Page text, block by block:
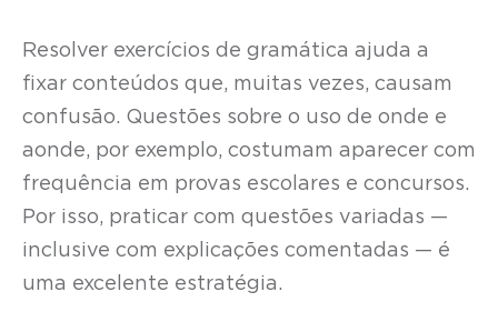
Resolver exercícios de gramática ajuda a
fixar conteúdos que, muitas vezes, causam
confusão. Questões sobre o uso de onde e
aonde, por exemplo, costumam aparecer com
frequência em provas escolares e concursos.
Por isso, praticar com questões variadas —
inclusive com explicações comentadas — é
uma excelente estratégia.